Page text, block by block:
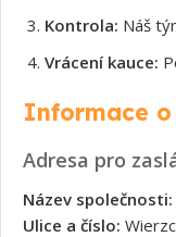
Kontrola: Náš
Vrácení kauce:
Informace
Adresa pro
Název společnosti:
Ulice a číslo: